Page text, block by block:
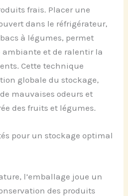
frais. Placer une
dans le réfrigérateur,
à légumes, permet
ambiante et de ralentir la
Cette technique
globale du stockage,
mauvaises odeurs et
des fruits et légumes.
pour un stockage optimal
l’emballage joue un
des produits